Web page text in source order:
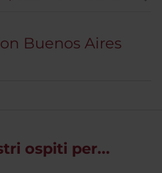
Buenos Aires
ospiti per...